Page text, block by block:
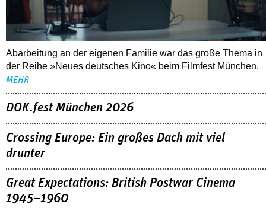
Abarbeitung an der eigenen Familie war das große Thema in
der Reihe »Neues deutsches Kino« beim Filmfest München.
MEHR
DOK.fest München 2026
Crossing Europe: Ein großes Dach mit viel
drunter
Great Expectations: British Postwar Cinema
1945–1960